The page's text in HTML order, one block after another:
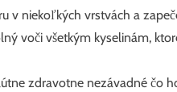
v niekoľkých vrstvách a
voči všetkým kyselinám,
zdravotne nezávadné čo